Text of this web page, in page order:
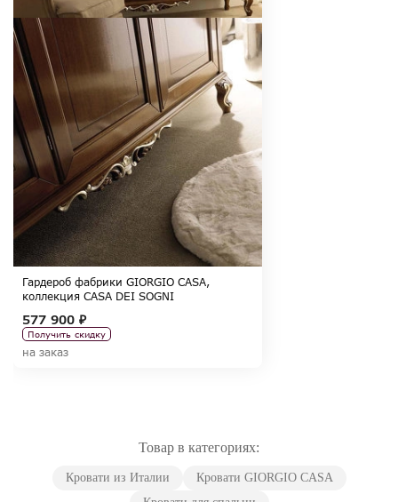
Гардероб фабрики GIORGIO CASA,
коллекция CASA DEI SOGNI
577 900 ₽
Получить скидку
на заказ
Товар в категориях:
Кровати из Италии
Кровати GIORGIO CASA